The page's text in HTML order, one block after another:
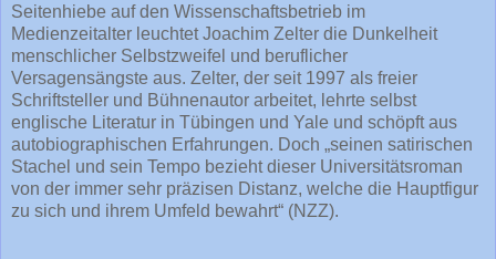
Seitenhiebe auf den Wissenschaftsbetrieb im
Medienzeitalter leuchtet Joachim Zelter die Dunkelheit
menschlicher Selbstzweifel und beruflicher
Versagensängste aus. Zelter, der seit 1997 als freier
Schriftsteller und Bühnenautor arbeitet, lehrte selbst
englische Literatur in Tübingen und Yale und schöpft aus
autobiographischen Erfahrungen. Doch „seinen satirischen
Stachel und sein Tempo bezieht dieser Universitätsroman
von der immer sehr präzisen Distanz, welche die Hauptfigur
zu sich und ihrem Umfeld bewahrt“ (NZZ).